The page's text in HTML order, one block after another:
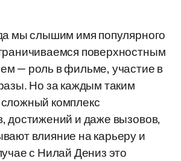
мы слышим имя популярного
поверхностным
— роль в фильме, участие в
Но за каждым таким
комплекс
достижений и даже вызовов,
влияние на карьеру и
с Нилай Дениз это